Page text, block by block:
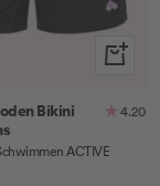
Bikini
4.20
ACTIVE